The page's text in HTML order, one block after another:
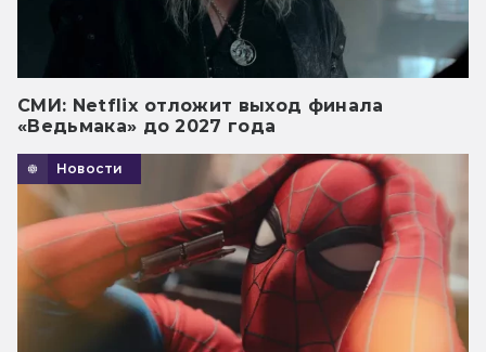
СМИ: Netflix отложит выход финала
«Ведьмака» до 2027 года
Новости